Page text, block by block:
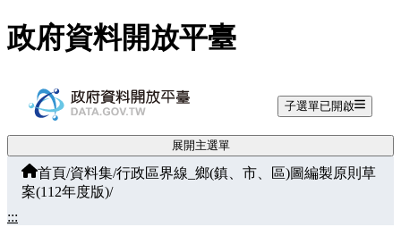
跳至主要內容
政府資料開放平臺
子選單已開啟
展開主選單
首頁/資料集/行政區界線_鄉(鎮、市、區)圖編製原則草
案(112年度版)/
:::